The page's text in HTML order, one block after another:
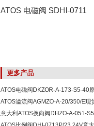
ATOS 电磁阀 SDHI-0711
更多产品
ATOS电磁阀DKZOR-A-173-S5-40
ATOS溢流阀AGMZO-A-20/350/E现
意大利ATOS换向阀DHZO-A-051-